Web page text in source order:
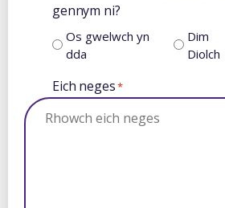
gennym ni?
Os gwelwch yn
dda
Dim
Diolch
Eich neges*